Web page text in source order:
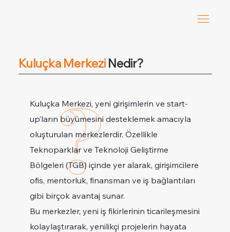
Kuluçka Merkezi Nedir?
Kuluçka Merkezi, yeni girişimlerin ve start-
up’ların büyümesini desteklemek amacıyla
oluşturulan merkezlerdir. Özellikle
Teknoparklar ve Teknoloji Geliştirme
Bölgeleri (TGB) içinde yer alarak, girişimcilere
ofis, mentorluk, finansman ve iş bağlantıları
gibi birçok avantaj sunar.
Bu merkezler, yeni iş fikirlerinin ticarileşmesini
kolaylaştırarak, yenilikçi projelerin hayata